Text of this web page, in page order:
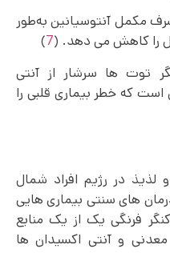
مصرف مکمل آنتوسیانین به‌طور
را کاهش می دهد. (7
)
توت ها سرشار از آنتی
است که خطر بیماری قلبی را
لذیذ در رژیم افراد شمال
های سنتی بیماری هایی
فرنگی یک از یک منابع
و آنتی اکسیدان ها